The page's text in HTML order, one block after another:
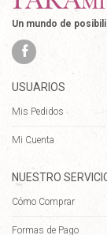
Un mundo de
USUARIOS
Mis Pedidos
Mi Cuenta
NUESTRO
Cómo Comprar
Formas de Pago